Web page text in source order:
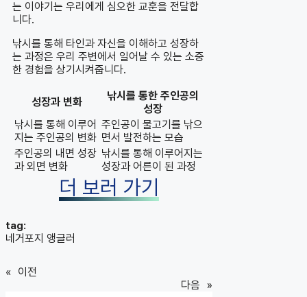
는 이야기는 우리에게 심오한 교훈을 전달합
니다.
낚시를 통해 타인과 자신을 이해하고 성장하
는 과정은 우리 주변에서 일어날 수 있는 소중
한 경험을 상기시켜줍니다.
성장과 변화
낚시를 통한 주인공의
성장
낚시를 통해 이루어
지는 주인공의 변화
주인공이 물고기를 낚으
면서 발전하는 모습
주인공의 내면 성장
과 외면 변화
낚시를 통해 이루어지는
성장과 어른이 된 과정
더 보러 가기
tag:
네거포지 앵글러
« 이전
다음 »